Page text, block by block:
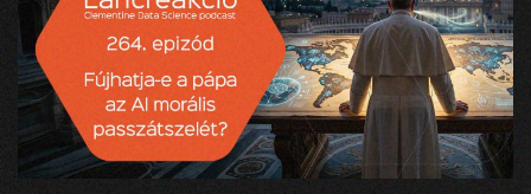
203 - A popzene már régen AI alapú?
202 - A fogkrém buktatja le a csapatösszevonást?
201 - Pillanatfelvétel az ChatGPT nevű csatatérről
200 - Az elmúlt kétszáz adás legnagyobb megfejtései egy helyen!